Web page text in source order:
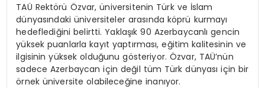
TAÜ Rektörü Özvar, üniversitenin Türk ve İslam
dünyasındaki üniversiteler arasında köprü kurmayı
hedeflediğini belirtti. Yaklaşık 90 Azerbaycanlı gencin
yüksek puanlarla kayıt yaptırması, eğitim kalitesinin ve
ilgisinin yüksek olduğunu gösteriyor. Özvar, TAÜ’nün
sadece Azerbaycan için değil tüm Türk dünyası için bir
örnek üniversite olabileceğine inanıyor.